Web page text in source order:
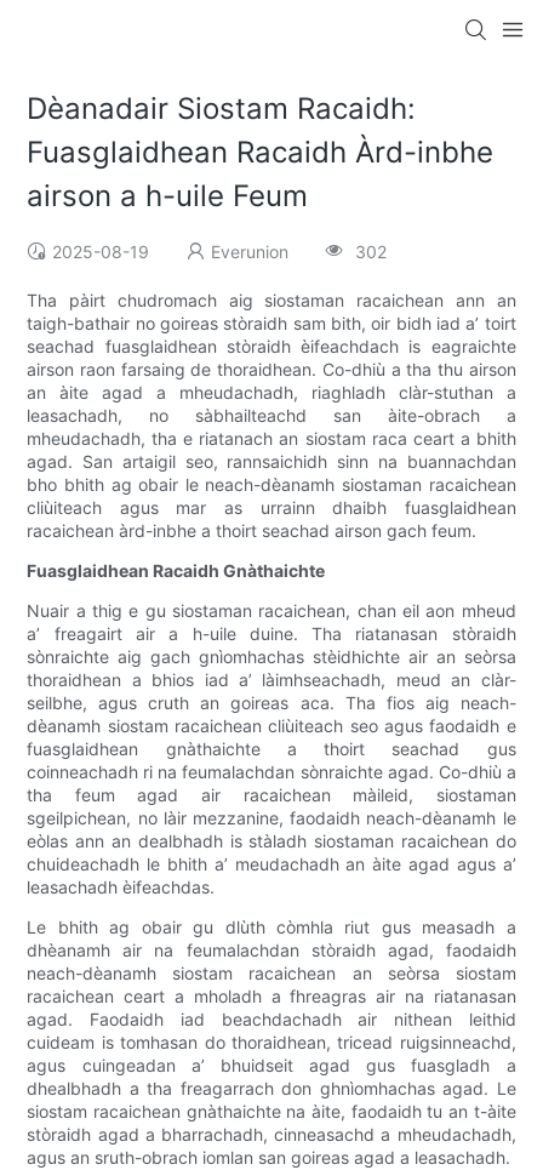
Dèanadair Siostam Racaidh:
Fuasglaidhean Racaidh Àrd-inbhe
airson a h-uile Feum
2025-08-19 Everunion 302
Tha pàirt chudromach aig siostaman racaichean ann an
taigh-bathair no goireas stòraidh sam bith, oir bidh iad a’ toirt
seachad fuasglaidhean stòraidh èifeachdach is eagraichte
airson raon farsaing de thoraidhean. Co-dhiù a tha thu airson
an àite agad a mheudachadh, riaghladh clàr-stuthan a
leasachadh, no sàbhailteachd san àite-obrach a
mheudachadh, tha e riatanach an siostam raca ceart a bhith
agad. San artaigil seo, rannsaichidh sinn na buannachdan
bho bhith ag obair le neach-dèanamh siostaman racaichean
cliùiteach agus mar as urrainn dhaibh fuasglaidhean
racaichean àrd-inbhe a thoirt seachad airson gach feum.
Fuasglaidhean Racaidh Gnàthaichte
Nuair a thig e gu siostaman racaichean, chan eil aon mheud
a’ freagairt air a h-uile duine. Tha riatanasan stòraidh
sònraichte aig gach gnìomhachas stèidhichte air an seòrsa
thoraidhean a bhios iad a’ làimhseachadh, meud an clàr-
seilbhe, agus cruth an goireas aca. Tha fios aig neach-
dèanamh siostam racaichean cliùiteach seo agus faodaidh e
fuasglaidhean gnàthaichte a thoirt seachad gus
coinneachadh ri na feumalachdan sònraichte agad. Co-dhiù a
tha feum agad air racaichean màileid, siostaman
sgeilpichean, no làir mezzanine, faodaidh neach-dèanamh le
eòlas ann an dealbhadh is stàladh siostaman racaichean do
chuideachadh le bhith a’ meudachadh an àite agad agus a’
leasachadh èifeachdas.
Le bhith ag obair gu dlùth còmhla riut gus measadh a
dhèanamh air na feumalachdan stòraidh agad, faodaidh
neach-dèanamh siostam racaichean an seòrsa siostam
racaichean ceart a mholadh a fhreagras air na riatanasan
agad. Faodaidh iad beachdachadh air nithean leithid
cuideam is tomhasan do thoraidhean, tricead ruigsinneachd,
agus cuingeadan a’ bhuidseit agad gus fuasgladh a
dhealbhadh a tha freagarrach don ghnìomhachas agad. Le
siostam racaichean gnàthaichte na àite, faodaidh tu an t-àite
stòraidh agad a bharrachadh, cinneasachd a mheudachadh,
agus an sruth-obrach iomlan san goireas agad a leasachadh.